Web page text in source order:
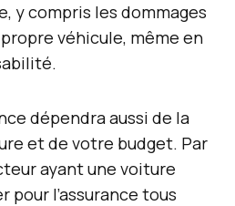
y compris les dommages
véhicule, même en
dépendra aussi de la
et de votre budget. Par
ayant une voiture
pour l’assurance tous